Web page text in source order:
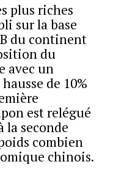
plus riches
sur la base
du continent
du
avec un
de 10%
est relégué
la seconde
combien
chinois.